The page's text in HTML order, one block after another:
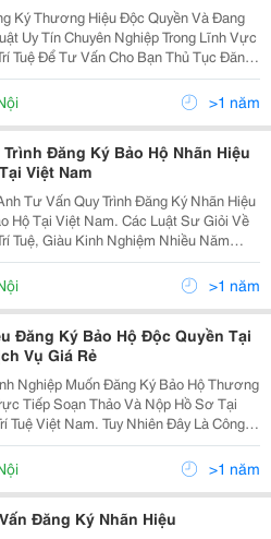
Ký Thương Hiệu Độc Quyền Và Đang
Uy Tín Chuyên Nghiệp Trong Lĩnh Vực
Tuệ Để Tư Vấn Cho Bạn Thủ Tục Đăng
Hiệu Tại Việt Nam Với Phí Dịch Vụ
Đến Với Chúng Tôi, Tư Vấn Minh>1 năm
Đăng Ký Bảo Hộ Nhãn Hiệu
Việt Nam
Tư Vấn Quy Trình Đăng Ký Nhãn Hiệu
Hộ Tại Việt Nam. Các Luật Sư Giỏi Về
Tuệ, Giàu Kinh Nghiệm Nhiều Năm
Đăng Ký Nhãn Hiệu Độc Quyền Cho
Doanh Nghiệp Tại Việt Nam Sẽ Tư Vấn
>1 năm
Đăng Ký Bảo Hộ Độc Quyền Tại
Vụ Giá Rẻ
Nghiệp Muốn Đăng Ký Bảo Hộ Thương
Tiếp Soạn Thảo Và Nộp Hồ Sơ Tại
Tuệ Việt Nam. Tuy Nhiên Đây Là Công
Am Hiểu Về Luật Sở Hữu Trí Tuệ Và
Lý Để Có Thể Tự Soạn Thảo Hồ Sơ
>1 năm
Đăng Ký Nhãn Hiệu